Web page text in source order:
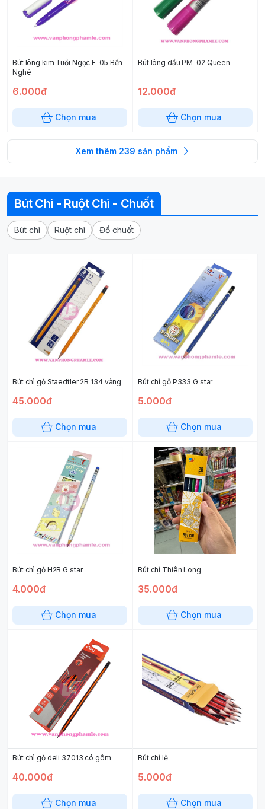
Bút lông kim Tuổi Ngọc F-05 Bến
Nghé
6.000đ
Chọn mua
Bút lông dầu PM-02 Queen
12.000đ
Chọn mua
Xem thêm 239 sản phẩm
Bút Chì - Ruột Chì - Chuốt
Bút chì Ruột chì Đồ chuốt
Bút chì gỗ Staedtler 2B 134 vàng
45.000đ
Chọn mua
Bút chì gỗ P333 G star
5.000đ
Chọn mua
Bút chì gỗ H2B G star
4.000đ
Chọn mua
Bút chì Thiên Long
35.000đ
Chọn mua
Bút chì gỗ deli 37013 có gôm
40.000đ
Chọn mua
Bút chì lẻ
5.000đ
Chọn mua